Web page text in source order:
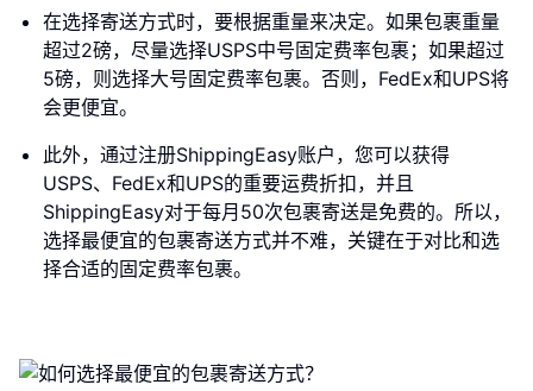
在选择寄送方式时，要根据重量来决定。如果包裹重量
超过2磅，尽量选择USPS中号固定费率包裹；如果超过
5磅，则选择大号固定费率包裹。否则，FedEx和UPS将
会更便宜。
此外，通过注册ShippingEasy账户，您可以获得
USPS、FedEx和UPS的重要运费折扣，并且
ShippingEasy对于每月50次包裹寄送是免费的。所以，
选择最便宜的包裹寄送方式并不难，关键在于对比和选
择合适的固定费率包裹。